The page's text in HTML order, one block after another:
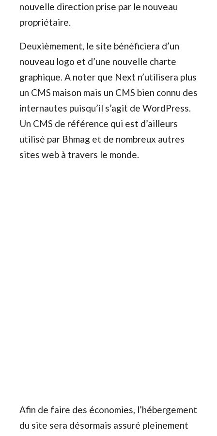
nouvelle direction prise par le nouveau
propriétaire.
Deuxièmement, le site bénéficiera d’un
nouveau logo et d’une nouvelle charte
graphique. A noter que Next n’utilisera plus
un CMS maison mais un CMS bien connu des
internautes puisqu’il s’agit de WordPress.
Un CMS de référence qui est d’ailleurs
utilisé par Bhmag et de nombreux autres
sites web à travers le monde.
Afin de faire des économies, l’hébergement
du site sera désormais assuré pleinement